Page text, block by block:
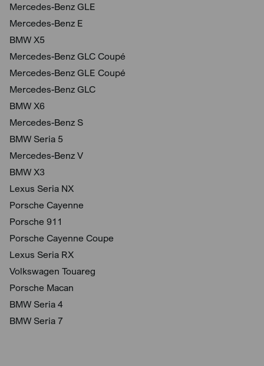
Mercedes-Benz GLE
Mercedes-Benz E
BMW X5
Mercedes-Benz GLC Coupé
Mercedes-Benz GLE Coupé
Mercedes-Benz GLC
BMW X6
Mercedes-Benz S
BMW Seria 5
Mercedes-Benz V
BMW X3
Lexus Seria NX
Porsche Cayenne
Porsche 911
Porsche Cayenne Coupe
Lexus Seria RX
Volkswagen Touareg
Porsche Macan
BMW Seria 4
BMW Seria 7